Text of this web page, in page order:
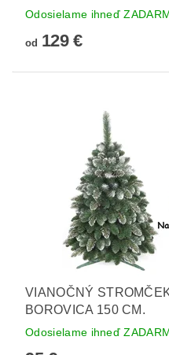
Odosielame ihneď
od 129 €
VIANOČNÝ
BOROVICA 150 CM.
Odosielame ihneď